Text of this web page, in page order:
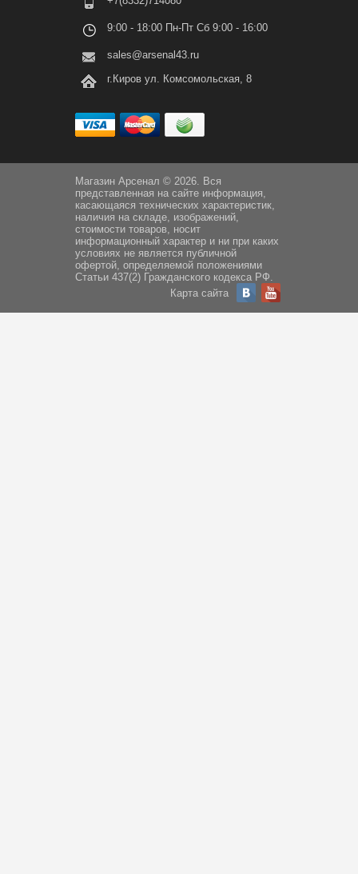
9:00 - 18:00 Пн-Пт Сб 9:00 - 16:00
sales@arsenal43.ru
г.Киров ул. Комсомольская, 8
Магазин Арсенал © 2026. Вся
представленная на сайте информация,
касающаяся технических характеристик,
наличия на складе, изображений,
стоимости товаров, носит
информационный характер и ни при каких
условиях не является публичной
офертой, определяемой положениями
Статьи 437(2) Гражданского кодекса РФ.
Карта сайта